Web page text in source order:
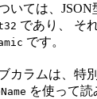
いては、
であり、 そ
です。
カラムは、特
を使って